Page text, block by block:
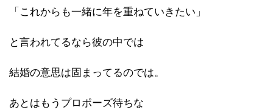
「これからも一緒に年を重ねていきたい」
と言われてるなら彼の中では
結婚の意思は固まってるのでは。
あとはもうプロポーズ待ちな